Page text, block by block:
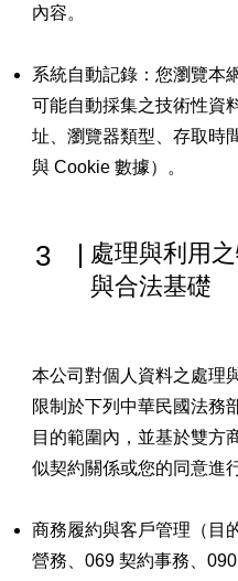
內容。
系統自動記錄：您瀏覽本
可能自動採集之技術性資
址、瀏覽器類型、存取時
與 Cookie 數據）。
3
處理與利用
與合法基礎
本公司對個人資料之處理
限制於下列中華民國法務
目的範圍內，並基於雙方
似契約關係或您的同意進
商務履約與客戶管理（目
營務、069 契約事務、090